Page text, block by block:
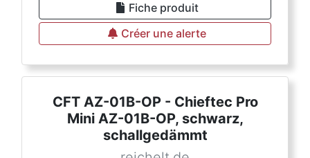
Fiche produit
Créer une alerte
CFT AZ-01B-OP - Chieftec Pro
Mini AZ-01B-OP, schwarz,
schallgedämmt